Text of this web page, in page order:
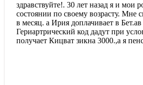
здравствуйте!. 30 лет назад я и
состоянии по своему возрасту. Мне
в месяц. а Ирия доплачивает в
Гериартрический код дадут при
получает Кицват зикна 3000.,а я